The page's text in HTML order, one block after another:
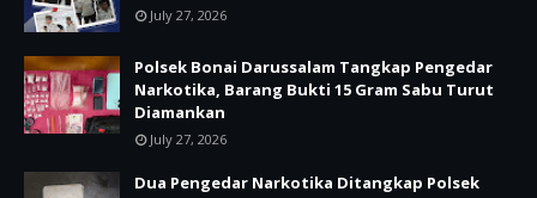
July 27, 2026
Polsek Bonai Darussalam Tangkap Pengedar
Narkotika, Barang Bukti 15 Gram Sabu Turut
Diamankan
July 27, 2026
Dua Pengedar Narkotika Ditangkap Polsek